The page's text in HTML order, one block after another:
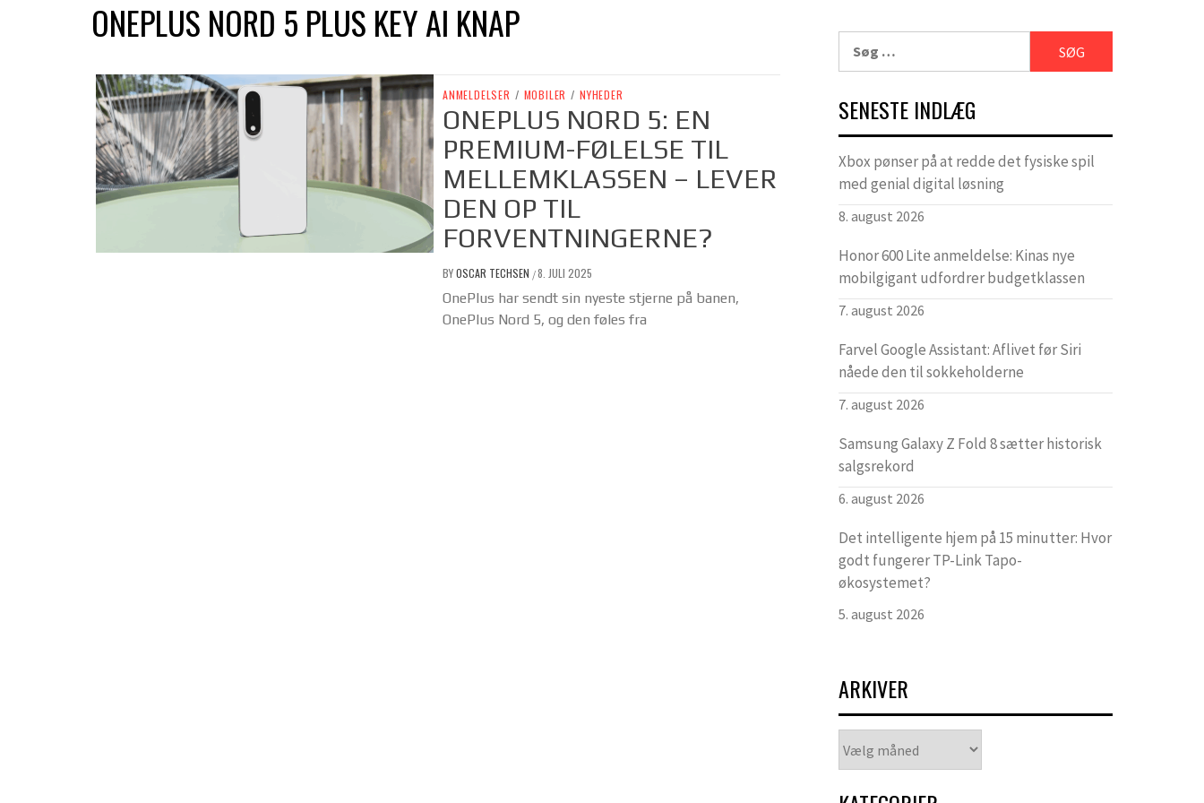
ONEPLUS NORD 5 PLUS KEY AI KNAP
ANMELDELSER / MOBILER / NYHEDER
ONEPLUS NORD 5: EN
PREMIUM-FØLELSE TIL
MELLEMKLASSEN – LEVER
DEN OP TIL
FORVENTNINGERNE?
BYOSCAR TECHSEN /8. JULI 2025
OnePlus har sendt sin nyeste stjerne på banen,
OnePlus Nord 5, og den føles fra
efter:
SENESTE INDLÆG
Xbox pønser på at redde det fysiske spil
med genial digital løsning
8. august 2026
Honor 600 Lite anmeldelse: Kinas nye
mobilgigant udfordrer budgetklassen
7. august 2026
Farvel Google Assistant: Aflivet før Siri
nåede den til sokkeholderne
7. august 2026
Samsung Galaxy Z Fold 8 sætter historisk
salgsrekord
6. august 2026
Det intelligente hjem på 15 minutter: Hvor
godt fungerer TP-Link Tapo-
økosystemet?
5. august 2026
ARKIVER